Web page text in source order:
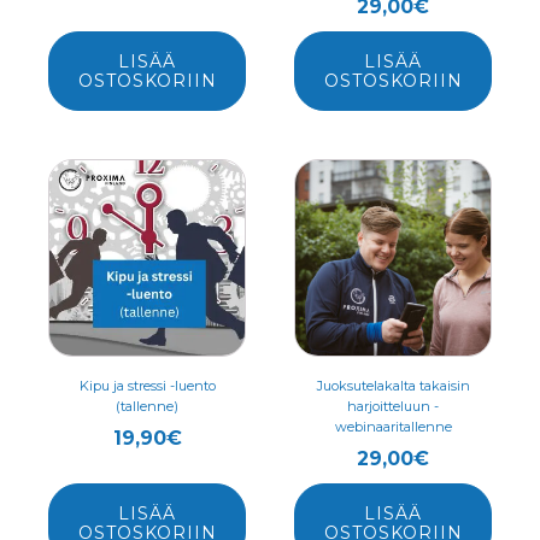
LISÄÄ
OSTOSKORIIN
29,00€
LISÄÄ
OSTOSKORIIN
Kipu ja stressi -luento
(tallenne)
19,90€
LISÄÄ
OSTOSKORIIN
Juoksutelakalta takaisin
harjoitteluun -
webinaaritallenne
29,00€
LISÄÄ
OSTOSKORIIN